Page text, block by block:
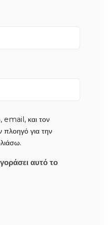
email, και τον
πλοηγό για την
αυτό το